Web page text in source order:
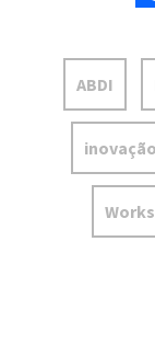
ABDI
inovação